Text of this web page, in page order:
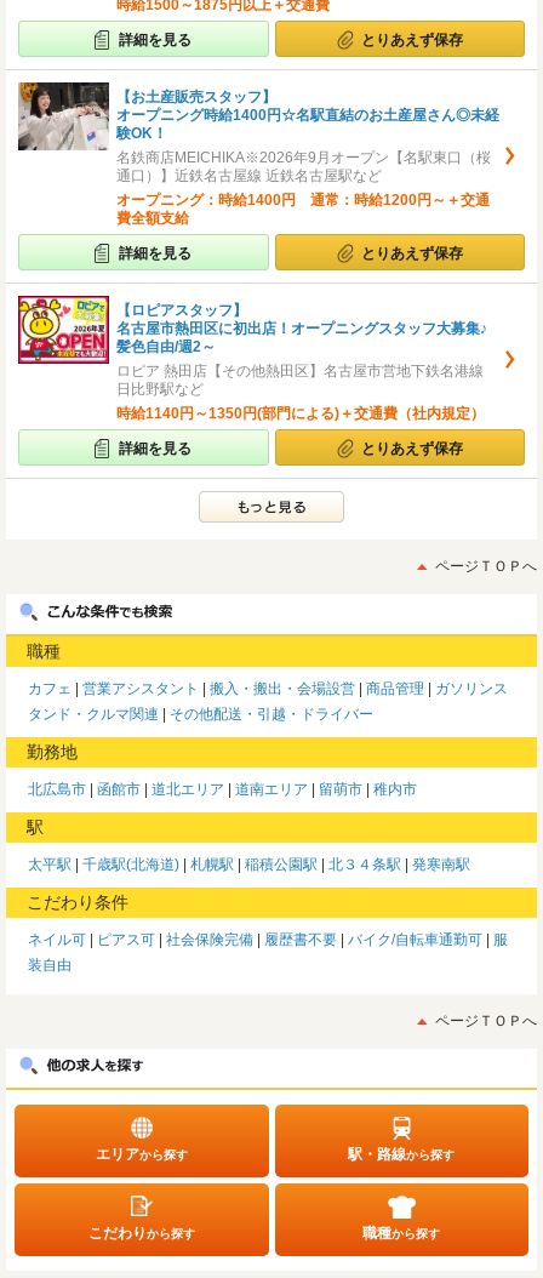
時給1500～1875円以上＋交通費
詳細を見る とりあえず保存
【お土産販売スタッフ】
オープニング時給1400円☆名駅直結のお土産屋さん◎未経
験OK！
名鉄商店MEICHIKA※2026年9月オープン【名駅東口（桜
通口）】近鉄名古屋線 近鉄名古屋駅など
オープニング：時給1400円 通常：時給1200円～＋交通
費全額支給
詳細を見る とりあえず保存
【ロピアスタッフ】
名古屋市熱田区に初出店！オープニングスタッフ大募集♪
髪色自由/週2～
ロピア 熱田店【その他熱田区】名古屋市営地下鉄名港線
日比野駅など
時給1140円～1350円(部門による)＋交通費（社内規定）
詳細を見る とりあえず保存
ページＴＯＰへ
職種
カフェ 営業アシスタント 搬入・搬出・会場設営 商品管理
ガソリンス
タンド・クルマ関連
その他配送・引越・ドライバー
勤務地
北広島市 函館市 道北エリア 道南エリア 留萌市 稚内市
駅
太平駅 千歳駅(北海道) 札幌駅 稲積公園駅 北３４条駅 発寒南駅
こだわり条件
ネイル可 ピアス可 社会保険完備 履歴書不要 バイク/自転車通勤可
服
装自由
ページＴＯＰへ
エリアから探す 駅・路線から探す
こだわりから探す 職種から探す